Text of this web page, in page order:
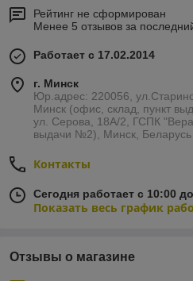
Рейтинг не сформирован
Менее 5 отзывов за
Работает с 17.02.2014
г. Минск
Юр.адрес: 220056,
Минск (офис, склад, пункт
ул. Серова, 18А/2, ГСПК
выдачи №2), Минск, Беларусь
Контакты
Сегодня работает с 10:00
Показать весь график
Отзывы о магазине